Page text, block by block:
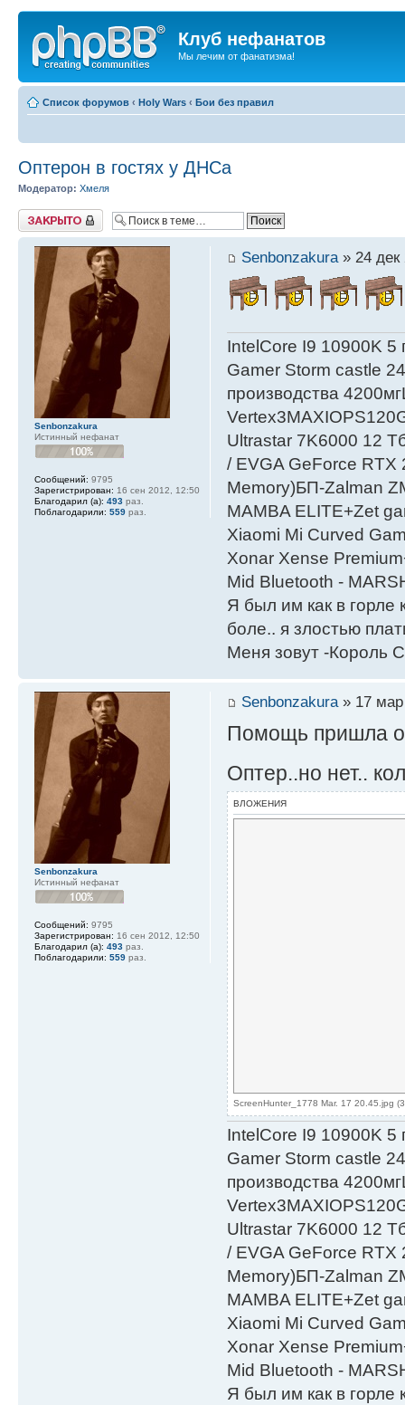
Клуб нефанатов
Мы лечим от фанатизма!
Список форумов ‹ Holy Wars ‹ Бои без правил
Оптерон в гостях у ДНСа
Модератор: Хмеля
Тема закрыта
Senbonzakura» 24 дек
IntelСore I9 10900K 5
Gamer Storm castle
производства
Ultrastar 7K6000 12
/ EVGA GeForce RTX
Мemory)БП-Zalman
MAMBA ELITE+Zet
Xiaomi Mi Curved
Xonar Xense
Mid Bluetooth -
Я был им как в горле
боле.. я злостью
Меня зовут -Король
Senbonzakura
Истинный нефанат
Сообщений: 9795
Зарегистрирован: 16 сен 2012, 12:50
Благодарил (а): 493 раз.
Поблагодарили: 559 раз.
Senbonzakura» 17 мар
Помощь пришла
Оптер..но нет..
ВЛОЖЕНИЯ
ScreenHunter_1778 Mar. 17 20.45.jpg
IntelСore I9 10900K 5
Gamer Storm castle
производства
Ultrastar 7K6000 12
/ EVGA GeForce RTX
Мemory)БП-Zalman
MAMBA ELITE+Zet
Xiaomi Mi Curved
Xonar Xense
Mid Bluetooth -
Я был им как в горле
Senbonzakura
Истинный нефанат
Сообщений: 9795
Зарегистрирован: 16 сен 2012, 12:50
Благодарил (а): 493 раз.
Поблагодарили: 559 раз.